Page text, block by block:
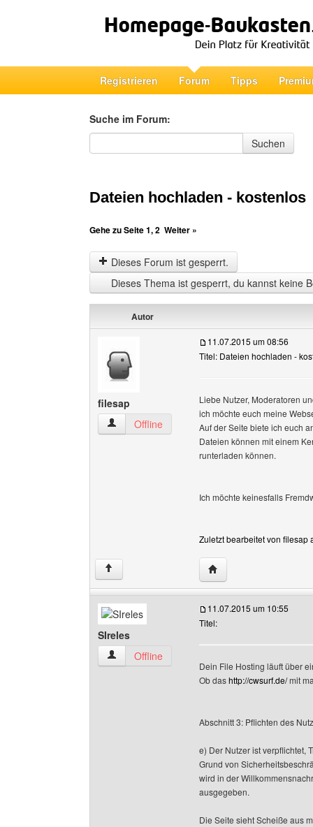
Registrieren Forum Tipps
Suche im Forum:
Suche im Forum
Suchen
Dateien hochladen - kostenlos
Gehe zu Seite1,2 Weiter »
Dieses Forum ist gesperrt.
Dieses Thema ist gesperrt, du kannst keine
Autor
filesap
filesap Benutzer-Profile anzeigen
Offline
11.07.2015 um 08:56
Titel: Dateien hochladen -
Liebe Nutzer, Moderatoren
ich möchte euch meine
Auf der Seite biete ich euch
Dateien können mit einem
runterladen können.
Ich möchte keinesfalls
Zuletzt bearbeitet von filesap
↑ Website dieses
SIreles
SIreles Benutzer-Profile anzeigen
Offline
11.07.2015 um 10:55
Titel:
Dein File Hosting läuft über
Ob dashttp://cwsurf.de/mit
Abschnitt 3: Pflichten des
e) Der Nutzer ist verpflichtet,
Grund von
wird in der
ausgegeben.
Die Seite sieht Scheiße aus